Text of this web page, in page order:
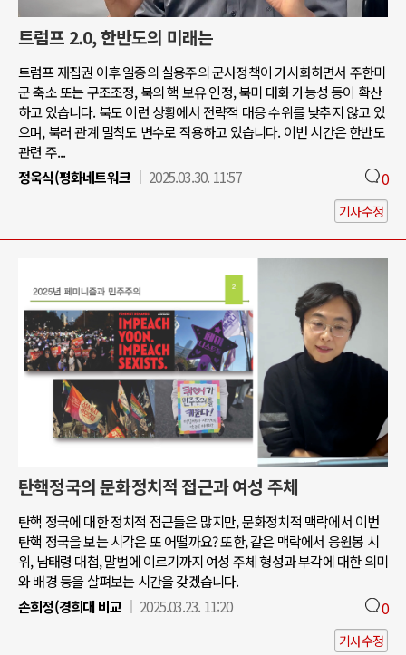
트럼프 2.0, 한반도의 미래는
트럼프 재집권 이후 일종의 실용주의 군사정책이 가시화하면서 주한미
군 축소 또는 구조조정, 북의 핵 보유 인정, 북미 대화 가능성 등이 확산
하고 있습니다. 북도 이런 상황에서 전략적 대응 수위를 낮추지 않고 있
으며, 북러 관계 밀착도 변수로 작용하고 있습니다. 이번 시간은 한반도
관련 주...
정욱식(평화네트워크
2025.03.30. 11:57 0
기사수정
탄핵정국의 문화정치적 접근과 여성 주체
탄핵 정국에 대한 정치적 접근들은 많지만, 문화정치적 맥락에서 이번
탄핵 정국을 보는 시각은 또 어떨까요? 또한, 같은 맥락에서 응원봉 시
위, 남태령 대첩, 말벌에 이르기까지 여성 주체 형성과 부각에 대한 의미
와 배경 등을 살펴보는 시간을 갖겠습니다.
손희정(경희대 비교
2025.03.23. 11:20 0
기사수정